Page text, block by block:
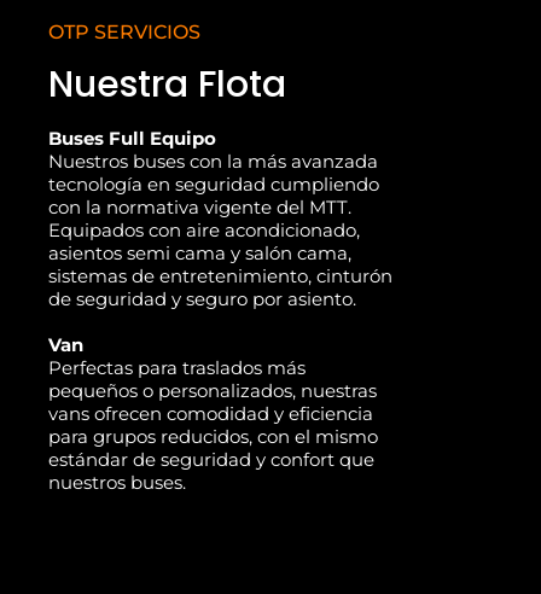
OTP SERVICIOS
Nuestra Flota
Buses Full Equipo
Nuestros buses con la más avanzada
tecnología en seguridad cumpliendo
con la normativa vigente del MTT.
Equipados con aire acondicionado,
asientos semi cama y salón cama,
sistemas de entretenimiento, cinturón
de seguridad y seguro por asiento.
Van
Perfectas para traslados más
pequeños o personalizados, nuestras
vans ofrecen comodidad y eficiencia
para grupos reducidos, con el mismo
estándar de seguridad y confort que
nuestros buses.